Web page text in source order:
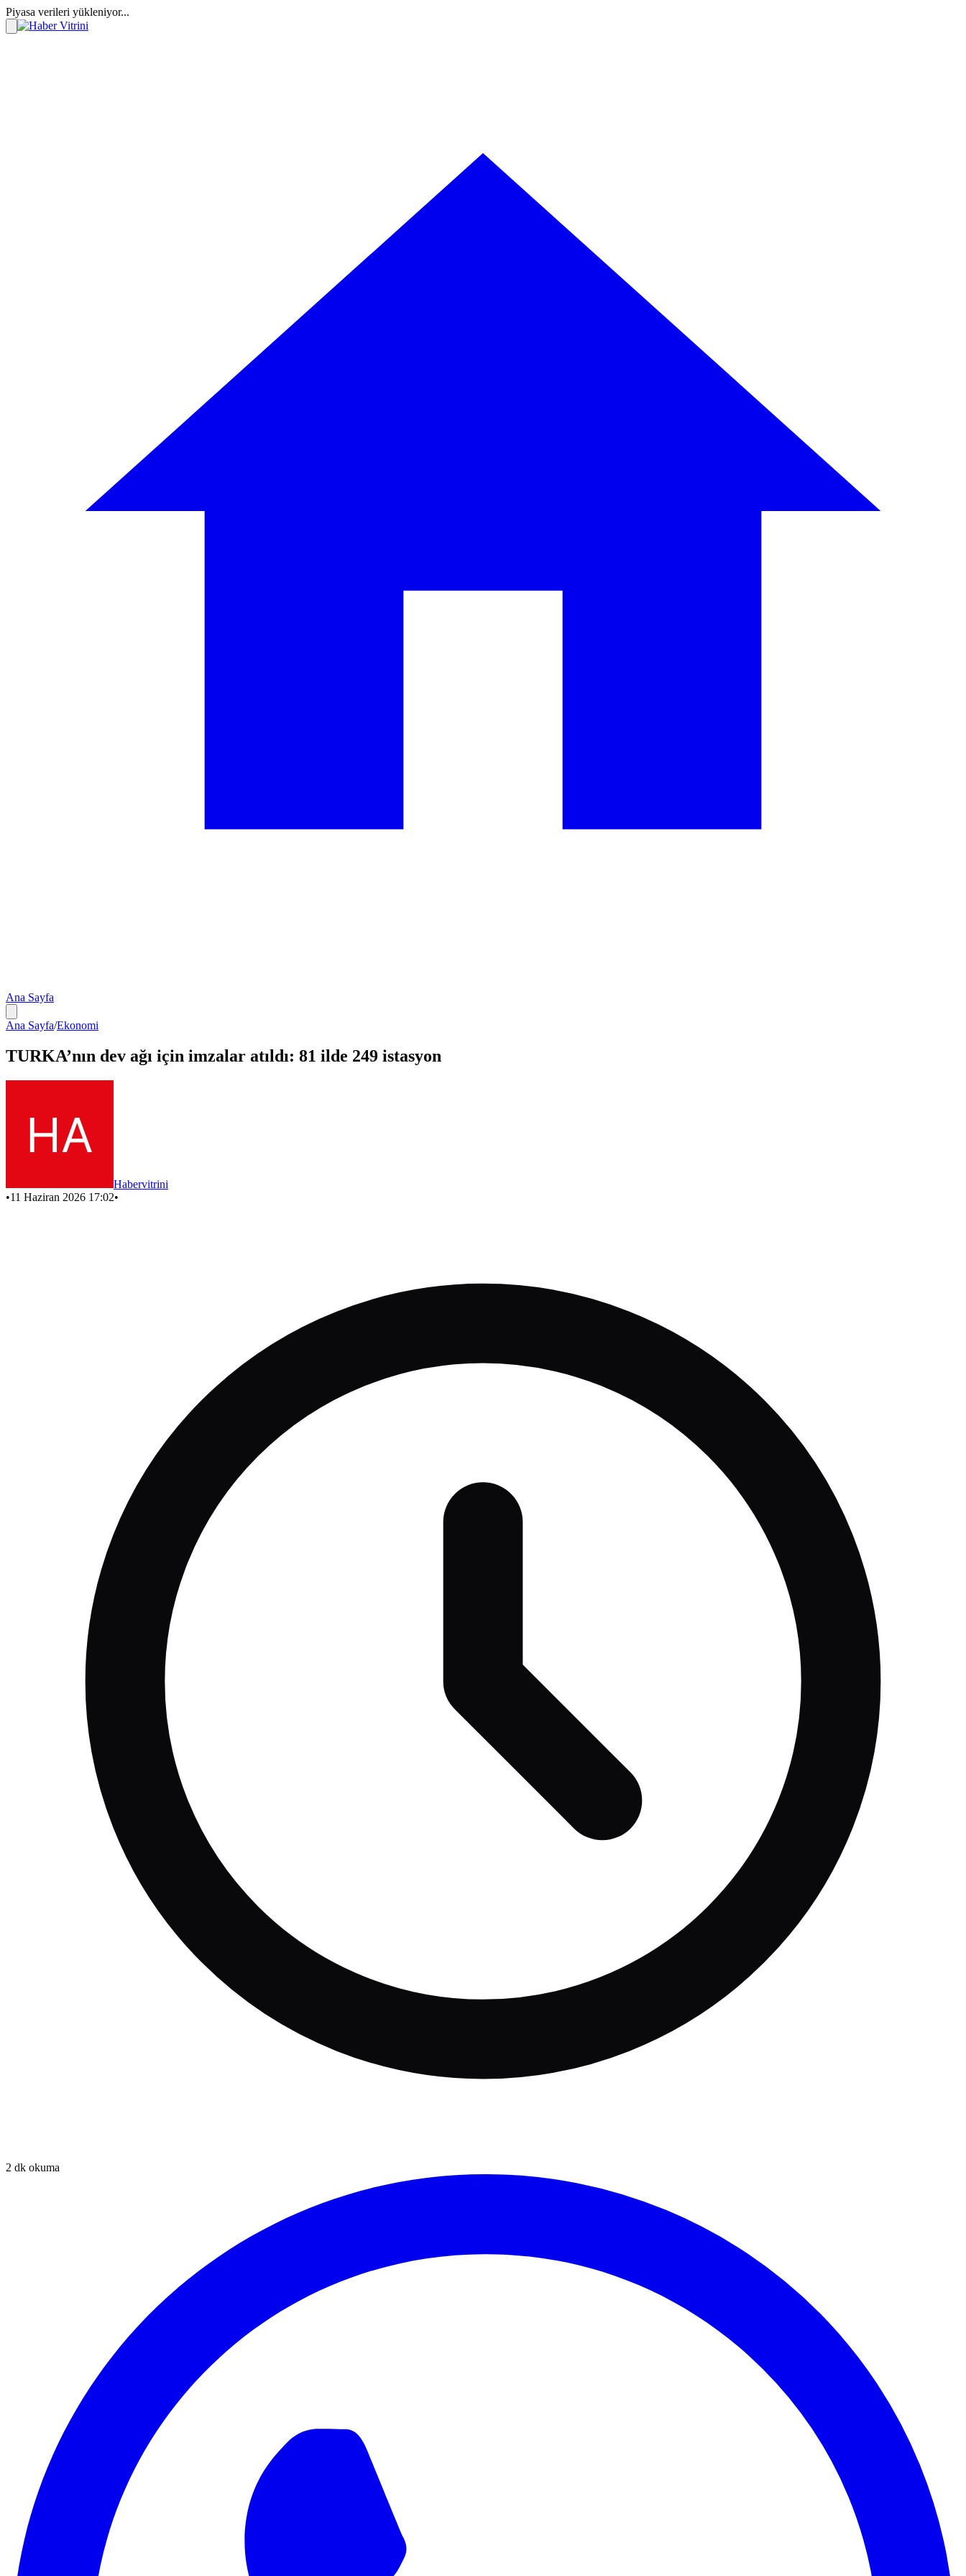
Piyasa verileri yükleniyor...
Ana Sayfa
Ana Sayfa/Ekonomi
TURKA’nın dev ağı için imzalar atıldı: 81 ilde 249 istasyon
Habervitrini
•11 Haziran 2026 17:02•
2 dk okuma